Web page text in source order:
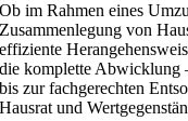
Ob im Rahmen eines
Zusammenlegung von
effiziente
die komplette Abwicklung
bis zur fachgerechten
Hausrat und